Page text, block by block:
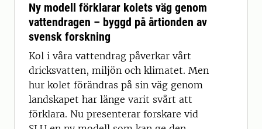
Ny modell förklarar kolets väg genom
vattendragen – byggd på årtionden av
svensk forskning
Kol i våra vattendrag påverkar vårt
dricksvatten, miljön och klimatet. Men
hur kolet förändras på sin väg genom
landskapet har länge varit svårt att
förklara. Nu presenterar forskare vid